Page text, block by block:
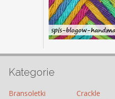
Kategorie
Bransoletki Crackle